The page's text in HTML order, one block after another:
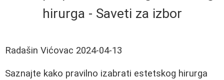
hirurga - Saveti za izbor
Radašin Vićovac 2024-04-13
Saznajte kako pravilno izabrati estetskog hirurga